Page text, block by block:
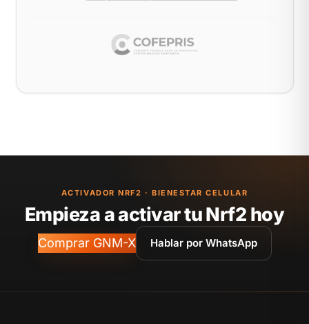
ACTIVADOR NRF2 · BIENESTAR CELULAR
Empieza a activar tu Nrf2 hoy
Comprar GNM-X Hablar por WhatsApp